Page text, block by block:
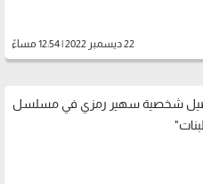
22 ديسمبر 2022 | 12:54 مساءً
شخصية سهير رمزي في مسلسل